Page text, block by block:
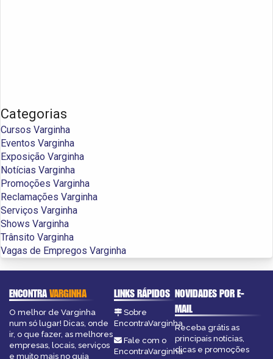
Categorias
Cursos Varginha
Eventos Varginha
Exposição Varginha
Notícias Varginha
Promoções Varginha
Reclamações Varginha
Serviços Varginha
Shows Varginha
Trânsito Varginha
Vagas de Empregos Varginha
ENCONTRAVARGINHA
O melhor de Varginha
num só lugar! Dicas, onde
ir, o que fazer, as melhores
empresas, locais, serviços
e muito mais no guia
LINKS RÁPIDOS
Sobre
EncontraVarginha
Fale com o
EncontraVarginha
NOVIDADES POR E-
MAIL
Receba grátis as
principais notícias,
dicas e promoções